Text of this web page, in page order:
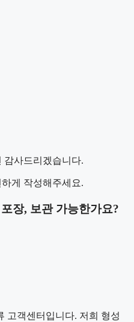
감사드리겠습니다.
게 작성해주세요.
장, 보관 가능한가요?
고객센터입니다. 저희 형성